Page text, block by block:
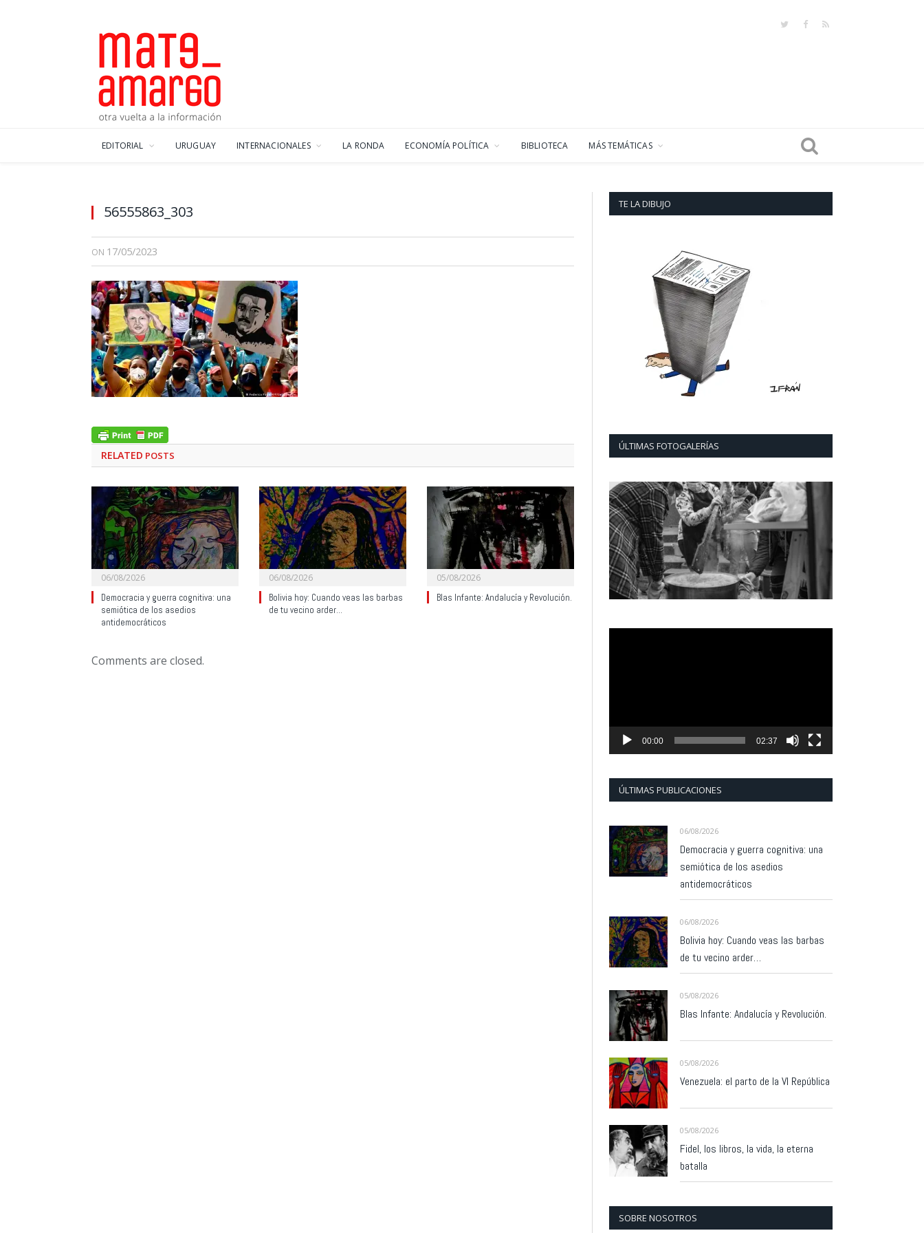
TwitterFacebook
RSS
EDITORIAL URUGUAY INTERNACIONALES LA RONDA ECONOMÍA POLÍTICA BIBLIOTECA MÁS TEMÁTICAS
56555863_303
ON 17/05/2023
RELATED POSTS
06/08/2026
Democracia y guerra cognitiva: una
semiótica de los asedios
antidemocráticos
06/08/2026
Bolivia hoy: Cuando veas las barbas
de tu vecino arder…
05/08/2026
Blas Infante: Andalucía y Revolución.
Comments are closed.
TE LA DIBUJO
ÚLTIMAS FOTOGALERÍAS
00:00 02:37
ÚLTIMAS PUBLICACIONES
06/08/2026
Democracia y guerra cognitiva: una
semiótica de los asedios
antidemocráticos
06/08/2026
Bolivia hoy: Cuando veas las barbas
de tu vecino arder…
05/08/2026
Blas Infante: Andalucía y Revolución.
05/08/2026
Venezuela: el parto de la VI República
05/08/2026
Fidel, los libros, la vida, la eterna
batalla
SOBRE NOSOTROS